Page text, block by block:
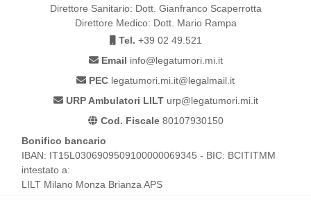
Direttore Sanitario: Dott. Gianfranco Scaperrotta
Direttore Medico: Dott. Mario Rampa
Tel. +39 02 49.521
Email info@legatumori.mi.it
PEC legatumori.mi.it@legalmail.it
URP Ambulatori LILTurp@legatumori.mi.it
Cod. Fiscale80107930150
Bonifico bancario
IBAN: IT15L0306909509100000069345 - BIC: BCITITMM
intestato a:
LILT Milano Monza Brianza APS